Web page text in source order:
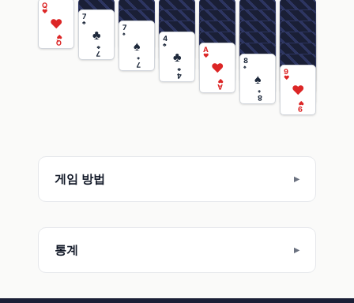
Q
♥
♥
Q
♥
7
♣
♣
7
♣
7
♠
♠
7
♠
4
♣
♣
4
♣
A
♥
♥
A
♥
8
♠
♠
8
♠
9
♥
♥
9
♥
게임 방법
통계